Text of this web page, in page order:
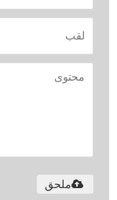
ملحق